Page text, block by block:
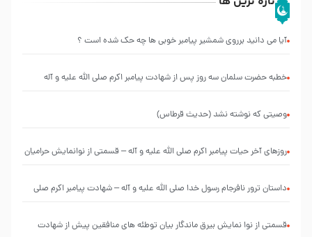
آیا می دانید برروی شمشیر پیامبر خوبی ها چه حک شده است ؟
خطبه حضرت سلمان سه روز پس از شهادت پیامبر اکرم صلی الله علیه و آله
وصیتی که نوشته نشد (حدیث قرطاس)
روزهای آخر حیات پیامبر اکرم صلی الله علیه و آله – قسمتی از نوانمایش حرامیان
‌‌‌‌‌‌‌داستان ترور نافرجام رسول خدا صلی الله علیه و آله – شهادت پیامبر اکرم صلی
قسمتی از نوا نمایش بیرق ماندگار بیان توطئه های منافقین پیش از شهادت